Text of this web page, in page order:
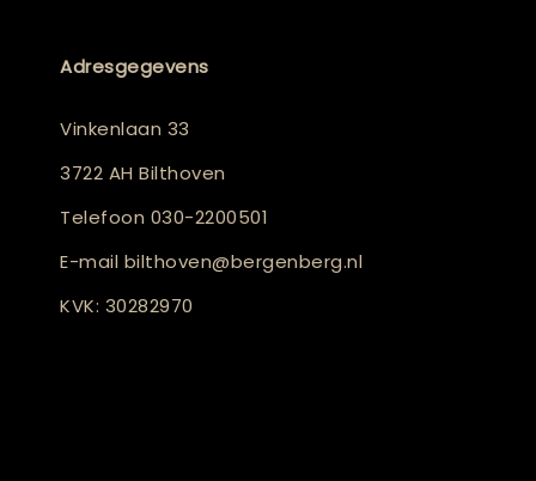
Adresgegevens
Vinkenlaan 33
3722 AH Bilthoven
Telefoon 030-2200501
E-mail bilthoven@bergenberg.nl
KVK: 30282970